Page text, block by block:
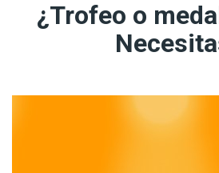
¿Trofeo o